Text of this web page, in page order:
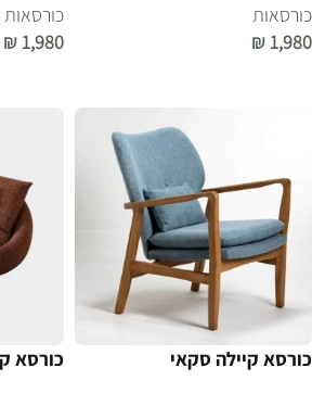
כורסאות
₪ 1,980
כורסאות
₪ 1,980
כורסא קיילה סקאי
כורסא